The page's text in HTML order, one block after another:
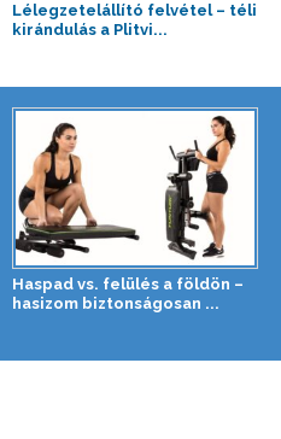
Lélegzetelállító felvétel – téli
kirándulás a Plitvi...
Haspad vs. felülés a földön –
hasizom biztonságosan ...